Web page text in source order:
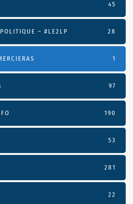
45
– #LE2LP 28
1
97
190
53
281
22